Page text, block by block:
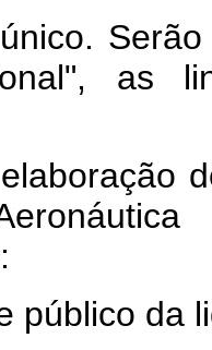
Serão
as
da